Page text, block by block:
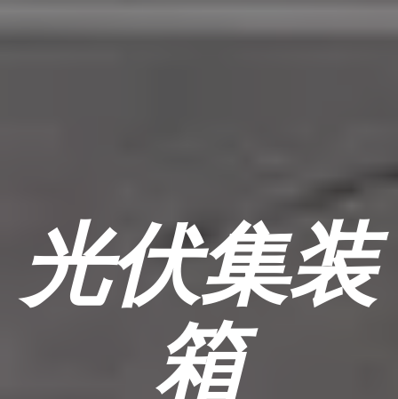
光伏集装
箱